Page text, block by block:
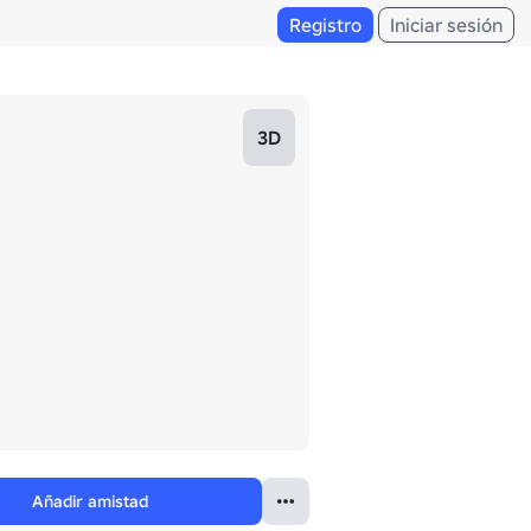
Registro Iniciar sesión
3D
Añadir amistad